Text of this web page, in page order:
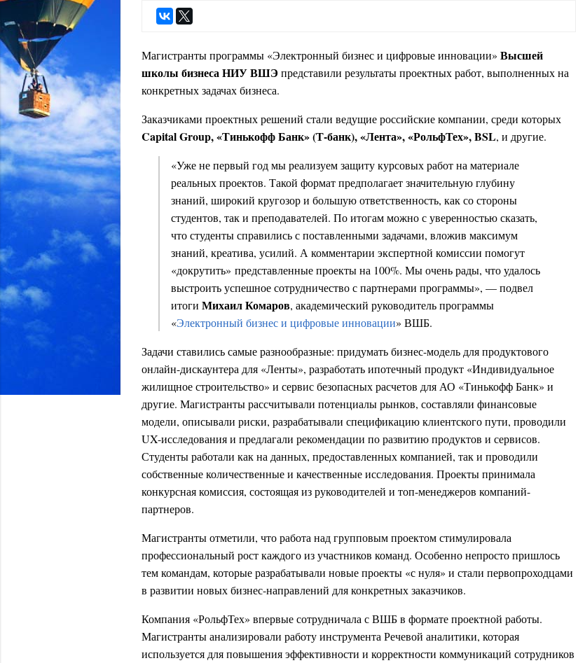
Магистранты программы «Электронный бизнес и цифровые инновации» Высшей
школы бизнеса НИУ ВШЭпредставили результаты проектных работ, выполненных на
конкретных задачах бизнеса.
Заказчиками проектных решений стали ведущие российские компании, среди которых
Capital Group, «Тинькофф Банк» (Т-банк), «Лента», «РольфТех», BSL, и другие.
«Уже не первый год мы реализуем защиту курсовых работ на материале
реальных проектов. Такой формат предполагает значительную глубину
знаний, широкий кругозор и большую ответственность, как со стороны
студентов, так и преподавателей. По итогам можно с уверенностью сказать,
что студенты справились с поставленными задачами, вложив максимум
знаний, креатива, усилий. А комментарии экспертной комиссии помогут
«докрутить» представленные проекты на 100%. Мы очень рады, что удалось
выстроить успешное сотрудничество с партнерами программы», — подвел
итоги Михаил Комаров, академический руководитель программы
«Электронный бизнес и цифровые инновации» ВШБ.
Задачи ставились самые разнообразные: придумать бизнес-модель для продуктового
онлайн-дискаунтера для «Ленты», разработать ипотечный продукт «Индивидуальное
жилищное строительство» и сервис безопасных расчетов для АО «Тинькофф Банк» и
другие. Магистранты рассчитывали потенциалы рынков, составляли финансовые
модели, описывали риски, разрабатывали спецификацию клиентского пути, проводили
UX-исследования и предлагали рекомендации по развитию продуктов и сервисов.
Студенты работали как на данных, предоставленных компанией, так и проводили
собственные количественные и качественные исследования. Проекты принимала
конкурсная комиссия, состоящая из руководителей и топ-менеджеров компаний-
партнеров.
Магистранты отметили, что работа над групповым проектом стимулировала
профессиональный рост каждого из участников команд. Особенно непросто пришлось
тем командам, которые разрабатывали новые проекты «с нуля» и стали первопроходцами
в развитии новых бизнес-направлений для конкретных заказчиков.
Компания «РольфТех» впервые сотрудничала с ВШБ в формате проектной работы.
Магистранты анализировали работу инструмента Речевой аналитики, которая
используется для повышения эффективности и корректности коммуникаций сотрудников